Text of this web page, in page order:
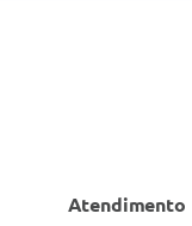
Atendimento